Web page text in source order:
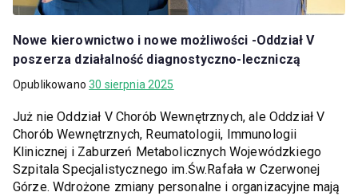
Nowe kierownictwo i nowe możliwości -Oddział V
poszerza działalność diagnostyczno-leczniczą
Opublikowano30 sierpnia 2025
Już nie Oddział V Chorób Wewnętrznych, ale Oddział V
Chorób Wewnętrznych, Reumatologii, Immunologii
Klinicznej i Zaburzeń Metabolicznych Wojewódzkiego
Szpitala Specjalistycznego im.Św.Rafała w Czerwonej
Górze. Wdrożone zmiany personalne i organizacyjne mają